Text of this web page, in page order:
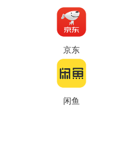
京东
闲鱼